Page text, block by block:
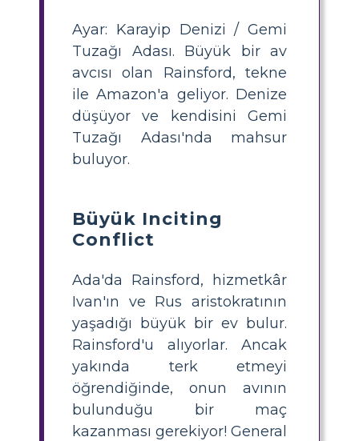
Ayar: Karayip Denizi / Gemi
Tuzağı Adası. Büyük bir av
avcısı olan Rainsford, tekne
ile Amazon'a geliyor. Denize
düşüyor ve kendisini Gemi
Tuzağı Adası'nda mahsur
buluyor.
Büyük Inciting
Conflict
Ada'da Rainsford, hizmetkâr
Ivan'ın ve Rus aristokratının
yaşadığı büyük bir ev bulur.
Rainsford'u alıyorlar. Ancak
yakında terk etmeyi
öğrendiğinde, onun avının
bulunduğu bir maç
kazanması gerekiyor! General